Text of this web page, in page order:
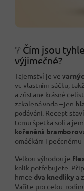
❔ Čím jsou
výjimečné?
Tajemství je ve
ve vlastním sáčku,
a zůstane krásně
zakalená voda – jen
podávání. Recept
tomu špetka soli a
kořeněná
omáčkám i pečenému
Velkou výhodou je
kolik potřebujete.
hrnce dva knedlíky a
Vaříte pro celou